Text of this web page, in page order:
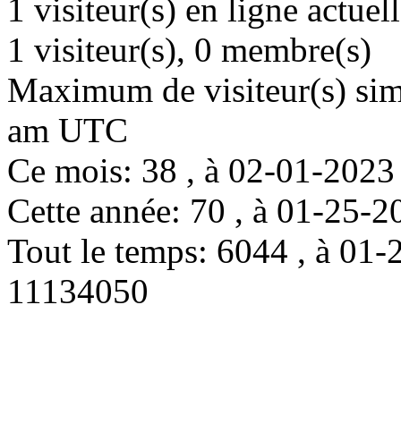
1 visiteur(s) en ligne
1 visiteur(s), 0 membre(s)
Maximum de visiteur(s)
am UTC
Ce mois: 38 , à 02-01-
Cette année: 70 , à 01-25-
Tout le temps: 6044 , à
11134050